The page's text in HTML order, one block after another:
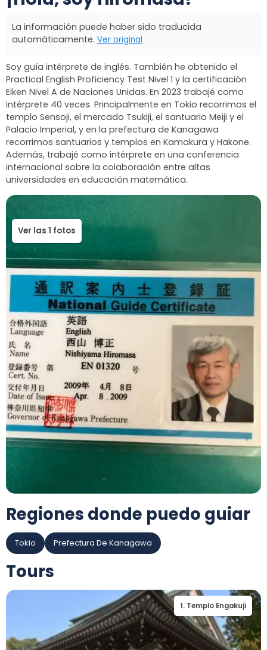
La información puede haber sido traducida
automáticamente. Ver original
Soy guía intérprete de inglés. También he obtenido el
Practical English Proficiency Test Nivel 1 y la certificación
Eiken Nivel A de Naciones Unidas. En 2023 trabajé como
intérprete 40 veces. Principalmente en Tokio recorrimos el
templo Sensoji, el mercado Tsukiji, el santuario Meiji y el
Palacio Imperial, y en la prefectura de Kanagawa
recorrimos santuarios y templos en Kamakura y Hakone.
Además, trabajé como intérprete en una conferencia
internacional sobre la colaboración entre altas
Ver las 1 fotos
Regiones donde puedo guiar
Tokio Prefectura De Kanagawa
Tours
1. Templo Engakuji